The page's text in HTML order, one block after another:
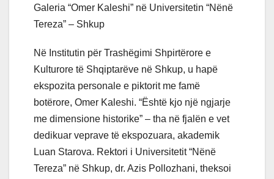
Galeria “Omer Kaleshi” në Universitetin “Nënë
Tereza” – Shkup
Në Institutin për Trashëgimi Shpirtërore e
Kulturore të Shqiptarëve në Shkup, u hapë
ekspozita personale e piktorit me famë
botërore, Omer Kaleshi. “Është kjo një ngjarje
me dimensione historike” – tha në fjalën e vet
dedikuar veprave të ekspozuara, akademik
Luan Starova. Rektori i Universitetit “Nënë
Tereza” në Shkup, dr. Azis Pollozhani, theksoi